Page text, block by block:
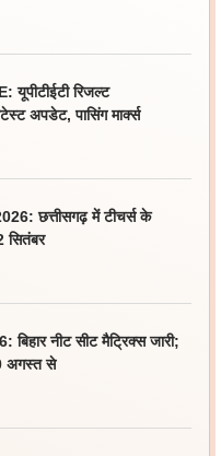
रिजल्ट
अपडेट, पासिंग मार्क्स
छत्तीसगढ़ में टीचर्स के
सितंबर
नीट सीट मैट्रिक्स जारी;
अगस्त से